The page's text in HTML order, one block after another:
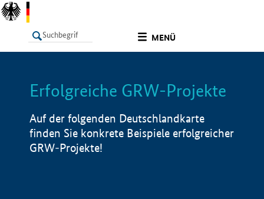
MENÜ
LISTE Info
Erfolgreiche GRW-Projekte
Auf der folgenden Deutschlandkarte
finden Sie konkrete Beispiele erfolgreicher
GRW-Projekte!